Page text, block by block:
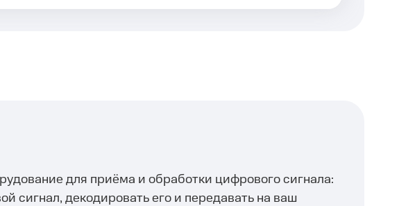
для приёма и обработки цифрового сигнала:
сигнал, декодировать его и передавать на ваш